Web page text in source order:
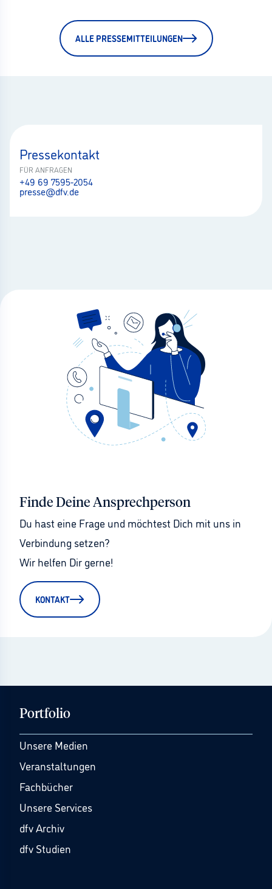
ALLE PRESSEMITTEILUNGEN
Pressekontakt
FÜR ANFRAGEN
+49 69 7595-2054
presse@dfv.de
Finde Deine Ansprechperson
Du hast eine Frage und möchtest Dich mit uns in
Verbindung setzen?
Wir helfen Dir gerne!
KONTAKT
Portfolio
Unsere Medien
Veranstaltungen
Fachbücher
Unsere Services
dfv Archiv
dfv Studien